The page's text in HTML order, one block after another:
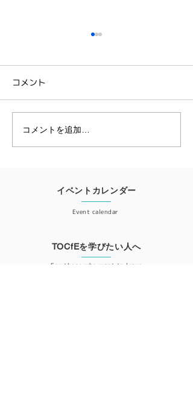
【開催レポート】思考の
限界を突破する4日間 ―
コメント
コメントを追加…
イベントカレンダー
Event calendar
TOCfEを学びたい人へ
For those who want to learn